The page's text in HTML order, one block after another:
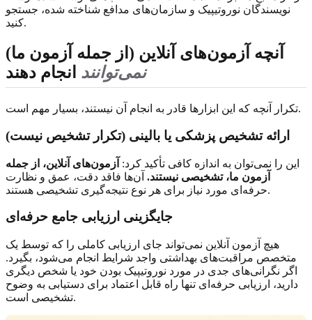
نویسندگان نوروتیپیک و سازمان‌های مدافع شناخته شده، جستجو
کنید.
آنچه آزمون‌های آنلاین (از جمله آزمون ما)
نمی‌توانند انجام دهند
تکرار آنچه که این ابزارها قادر به انجام آن نیستند، بسیار مهم است.
ارائه تشخیص پزشکی یا بالینی (تکرار تشخیص نیست)
این را نمی‌توان به اندازه کافی تأکید کرد: آزمون‌های آنلاین، از جمله
آزمون ما، تشخیصی نیستند. آن‌ها فاقد دقت، عمق و نظارت
حرفه‌ای مورد نیاز برای هر نوع نتیجه‌گیری تشخیصی هستند.
جایگزینی ارزیابی جامع حرفه‌ای
هیچ آزمون آنلاین نمی‌تواند جای ارزیابی کاملی را که توسط یک
متخصص مراقبت‌های بهداشتی واجد شرایط انجام می‌شود، بگیرد.
اگر نگرانی‌های جدی در مورد نوروتیپیک بودن خود یا شخص دیگری
دارید، ارزیابی حرفه‌ای تنها راه قابل اعتماد برای دستیابی به وضوح
تشخیصی است.